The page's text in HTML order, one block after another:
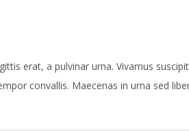
erat, a pulvinar urna. Vivamus
convallis. Maecenas in urna sed